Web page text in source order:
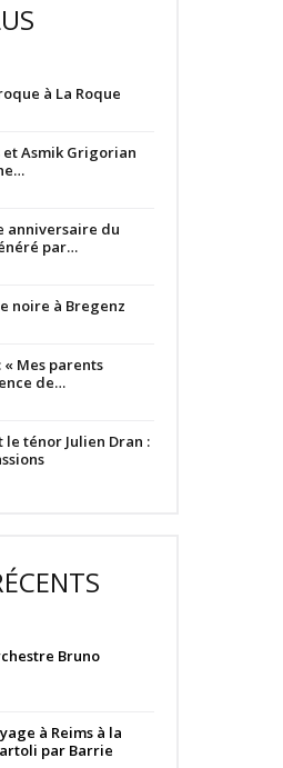
à La Roque
Asmik Grigorian
anniversaire du
par…
noire à Bregenz
Mes parents
de…
ténor Julien Dran :
Bruno
à Reims à la
par Barrie